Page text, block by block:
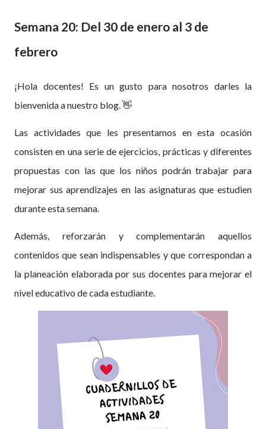
Semana 20: Del 30 de enero al 3 de
febrero
¡Hola docentes! Es un gusto para nosotros darles la
bienvenida a nuestro blog. 👋
Las actividades que les presentamos en esta ocasión
consisten en una serie de ejercicios, prácticas y diferentes
propuestas con las que los niños podrán trabajar para
mejorar sus aprendizajes en las asignaturas que estudien
durante esta semana.
Además, reforzarán y complementarán aquellos
contenidos que sean indispensables y que correspondan a
la planeación elaborada por sus docentes para mejorar el
nivel educativo de cada estudiante.